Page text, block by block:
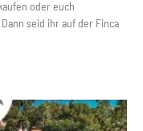
oder euch
seid ihr auf der Finca